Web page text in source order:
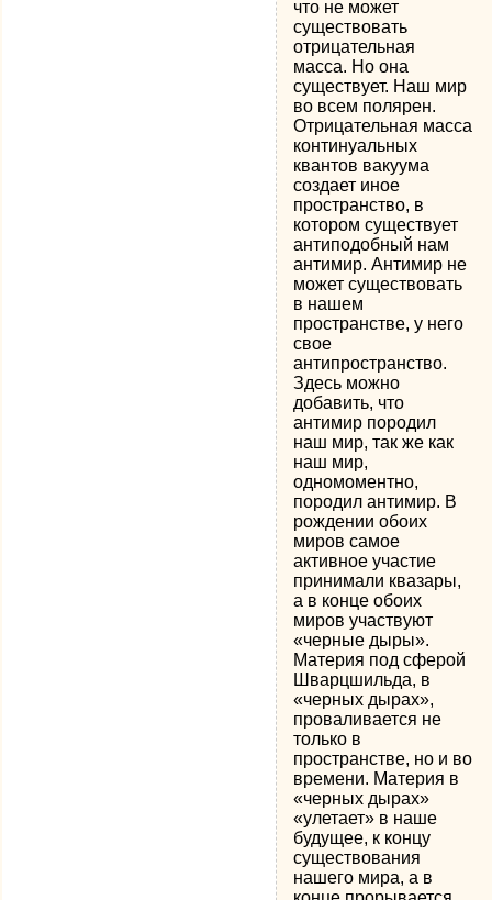
что не может
существовать
отрицательная
масса. Но она
существует. Наш мир
во всем полярен.
Отрицательная масса
континуальных
квантов вакуума
создает иное
пространство, в
котором существует
антиподобный нам
антимир. Антимир не
может существовать
в нашем
пространстве, у него
свое
антипространство.
Здесь можно
добавить, что
антимир породил
наш мир, так же как
наш мир,
одномоментно,
породил антимир. В
рождении обоих
миров самое
активное участие
принимали квазары,
а в конце обоих
миров участвуют
«черные дыры».
Материя под сферой
Шварцшильда, в
«черных дырах»,
проваливается не
только в
пространстве, но и во
времени. Материя в
«черных дырах»
«улетает» в наше
будущее, к концу
существования
нашего мира, а в